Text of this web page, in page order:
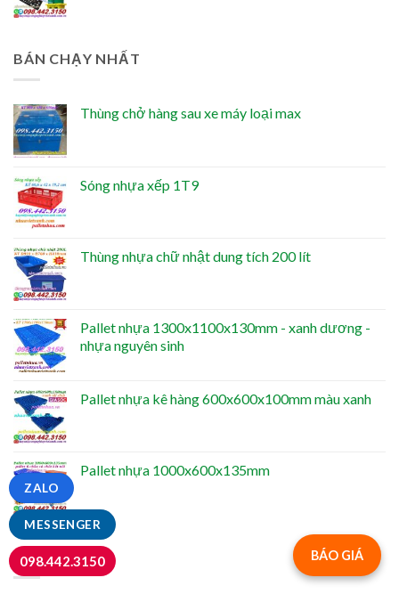
BÁN CHẠY NHẤT
Thùng chở hàng sau xe máy loại max
Sóng nhựa xếp 1T9
Thùng nhựa chữ nhật dung tích 200 lít
Pallet nhựa 1300x1100x130mm - xanh dương -
nhựa nguyên sinh
Pallet nhựa kê hàng 600x600x100mm màu xanh
Pallet nhựa 1000x600x135mm
NỔI BẬT BÁO GIÁ
MESSENGER
ZALO
098.442.3150